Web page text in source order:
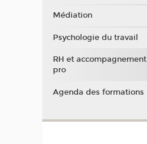
Médiation
Psychologie du travail
RH et accompagnement
pro
Agenda des formations